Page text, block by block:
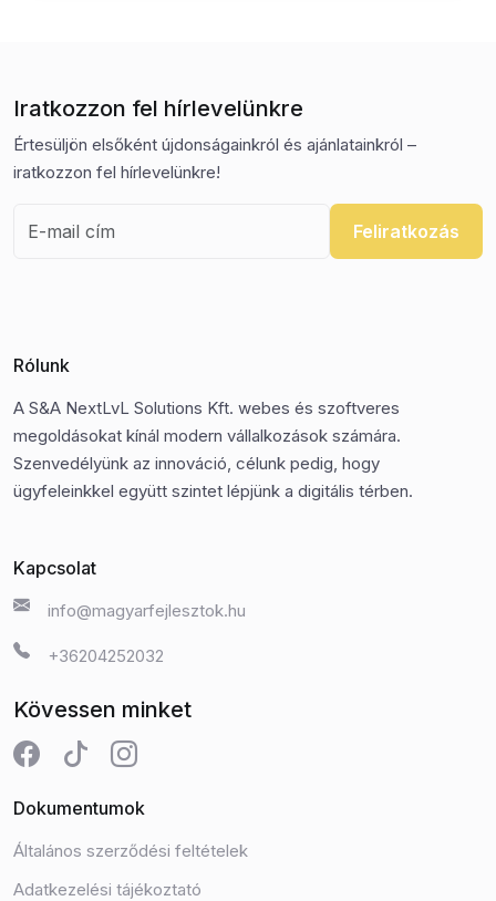
Iratkozzon fel hírlevelünkre
Értesüljön elsőként újdonságainkról és ajánlatainkról –
iratkozzon fel hírlevelünkre!
Feliratkozás
Rólunk
A S&A NextLvL Solutions Kft. webes és szoftveres
megoldásokat kínál modern vállalkozások számára.
Szenvedélyünk az innováció, célunk pedig, hogy
ügyfeleinkkel együtt szintet lépjünk a digitális térben.
Kapcsolat
info@magyarfejlesztok.hu
+36204252032
Kövessen minket
Dokumentumok
Általános szerződési feltételek
Adatkezelési tájékoztató